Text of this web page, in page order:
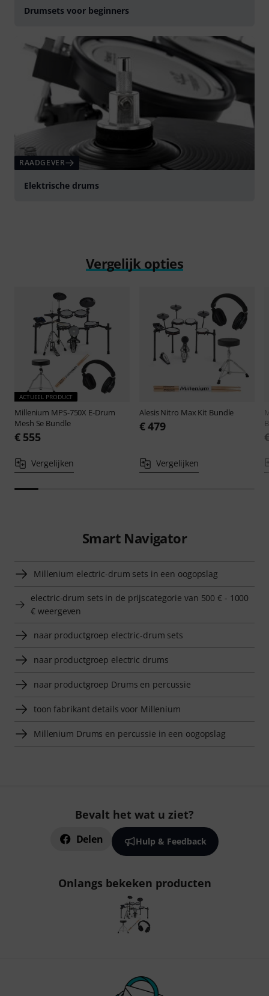
Drumsets voor beginners
RAADGEVER
Elektrische drums
Vergelijk opties
ACTUEEL PRODUCT
Millenium MPS-750X E-Drum
Mesh Se Bundle
€ 555
Vergelijken
AlesisNitro Max Kit Bundle
€ 479
Vergelijken
Smart Navigator
Millenium electric-drum sets in een oogopslag
electric-drum sets in de prijscategorie van 500 € - 1000
€ weergeven
naar productgroep electric-drum sets
naar productgroep electric drums
naar productgroep Drums en percussie
toon fabrikant details voor Millenium
Millenium Drums en percussie in een oogopslag
Bevalt het wat u ziet?
Delen Hulp & Feedback
Onlangs bekeken producten